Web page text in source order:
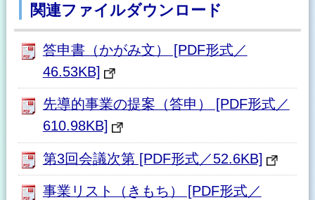
関連ファイルダウンロード
答申書（かがみ文） [PDF形式／
46.53KB]
先導的事業の提案（答申） [PDF形式／
610.98KB]
第3回会議次第 [PDF形式／52.6KB]
事業リスト（きもち） [PDF形式／